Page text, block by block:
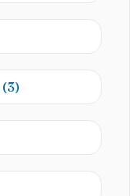
(3)